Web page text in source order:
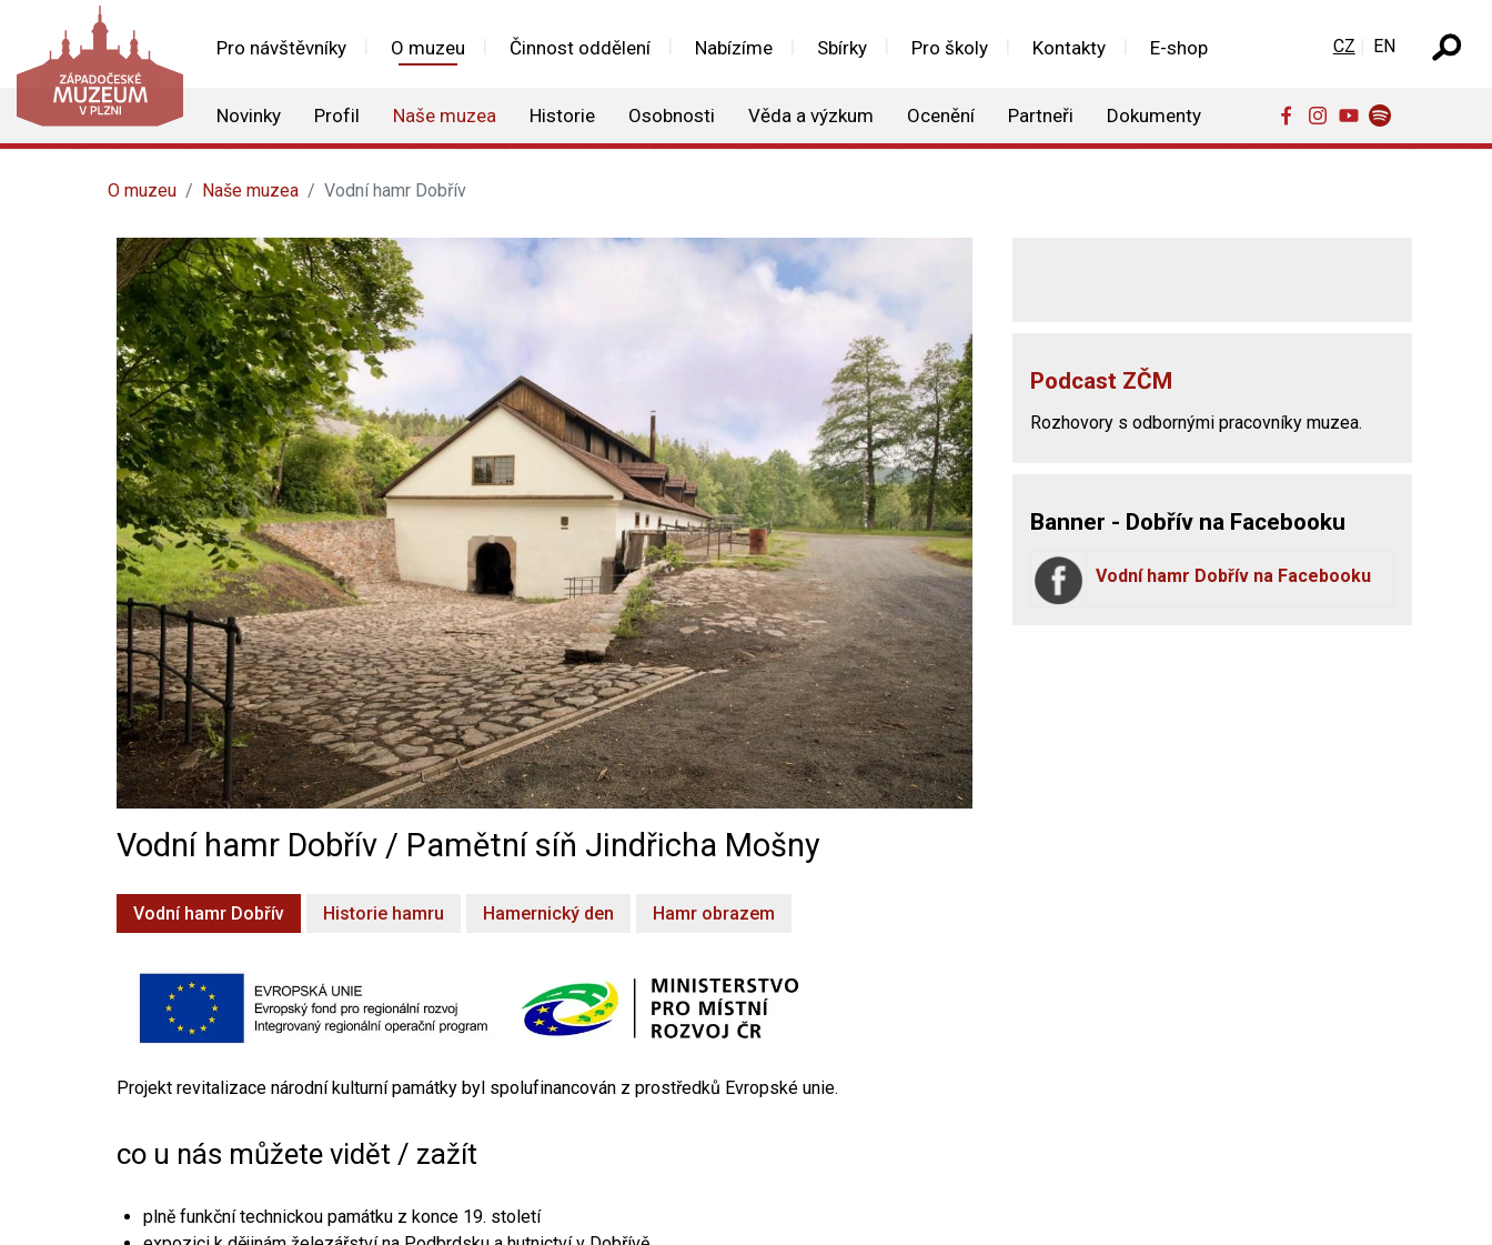
Pro návštěvníky O muzeu Činnost oddělení Nabízíme Sbírky Pro školy Kontakty E-shop
Novinky Profil Naše muzea Historie Osobnosti Věda a výzkum Ocenění Partneři Dokumenty
Zvolte jazyk
CZ EN
O muzeu Naše muzea Vodní hamr Dobřív
Vodní hamr Dobřív / Pamětní síň Jindřicha Mošny
Vodní hamr Dobřív Historie hamru Hamernický den Hamr obrazem
Projekt revitalizace národní kulturní památky byl spolufinancován z prostředků Evropské unie.
co u nás můžete vidět / zažít
plně funkční technickou památku z konce 19. století
Podcast ZČM
Rozhovory s odbornými pracovníky muzea.
Banner - Dobřív na Facebooku
Vodní hamr Dobřív na Facebooku